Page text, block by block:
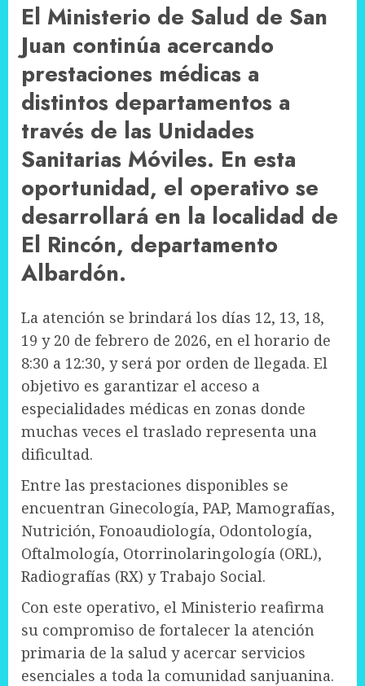
El Ministerio de Salud de San
Juan continúa acercando
prestaciones médicas a
distintos departamentos a
través de las Unidades
Sanitarias Móviles. En esta
oportunidad, el operativo se
desarrollará en la localidad de
El Rincón, departamento
Albardón.
La atención se brindará los días 12, 13, 18,
19 y 20 de febrero de 2026, en el horario de
8:30 a 12:30, y será por orden de llegada. El
objetivo es garantizar el acceso a
especialidades médicas en zonas donde
muchas veces el traslado representa una
dificultad.
Entre las prestaciones disponibles se
encuentran Ginecología, PAP, Mamografías,
Nutrición, Fonoaudiología, Odontología,
Oftalmología, Otorrinolaringología (ORL),
Radiografías (RX) y Trabajo Social.
Con este operativo, el Ministerio reafirma
su compromiso de fortalecer la atención
primaria de la salud y acercar servicios
esenciales a toda la comunidad sanjuanina.